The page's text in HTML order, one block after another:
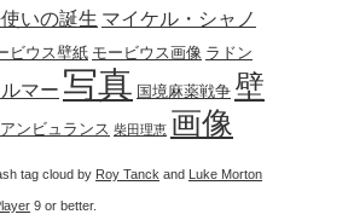
いの誕生 マイケル・シャノ
ビウス壁紙 モービウス画像 ラドン
マー 写真 国境麻薬戦争 壁
ンビュランス 柴田理恵 画像
tag cloud by Roy Tanck and Luke Morton
9 or better.